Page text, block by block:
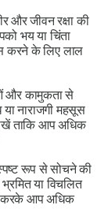
जीवन रक्षा की
भय या चिंता
करने के लिए लाल
और कामुकता से
नाराजगी महसूस
ताकि आप अधिक
रूप से सोचने की
या विचलित
करके आप अधिक